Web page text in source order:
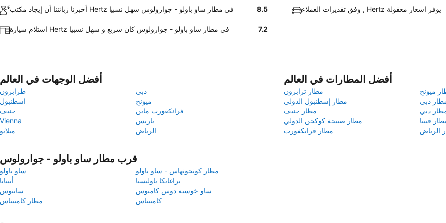
أخبرنا زبائننا أن إيجاد مكتب Hertz في مطار ساو باولو - جوارولوس سهل نسبيا 8.5 وفق تقديرات العملاء , Hertz يوفر اسعار معقولة
استلام سيارة Hertz في مطار ساو باولو - جوارولوس كان سريع و سهل نسبيا 7.2
أفضل الوجهات في العالم
طرابزون
دبي
اسطنبول
ميونخ
جنيف
فرانكفورت ماين
Vienna
باريس
ميلانو
الرياض
أفضل المطارات في العالم
مطار ترابزون
ميونخ
مطار إسطنبول الدولي
دبي
مطار جنيف
دبي
مطار صبيحة كوكجن الدولي
فيينا
مطار فرانكفورت
الرياض
قرب مطار ساو باولو - جوارولوس
ساو باولو
مطار كونجونهاس - ساو باولو
أتيبايا
براغانكا باوليستا
سانتوس
ساو خوسيه دوس كامبوس
مطار كامبيناس
كامبيناس